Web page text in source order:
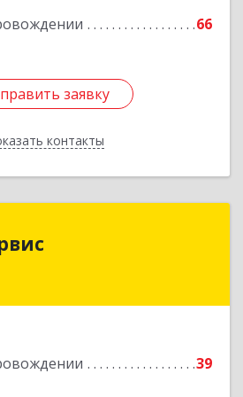
66
заявку
контакты
заявку
Назад
39
обл, Кингисеппский р-н,